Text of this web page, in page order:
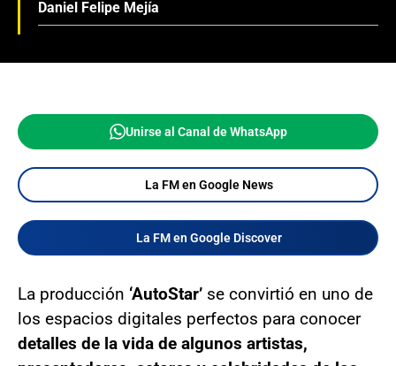
Daniel Felipe Mejía
Unirse al Canal de WhatsApp
La FM en Google News
La FM en Google Discover
La producción ‘AutoStar’ se convirtió en uno de
los espacios digitales perfectos para conocer
detalles de la vida de algunos artistas,